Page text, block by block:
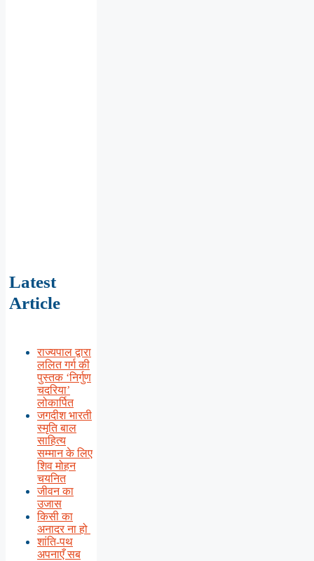
Latest
Article
राज्यपाल द्वारा
ललित गर्ग की
पुस्तक ‘निर्गुण
चदरिया’
लोकार्पित
जगदीश भारती
स्मृति बाल
साहित्य
सम्मान के लिए
शिव मोहन
चयनित
जीवन का
उजास
किसी का
अनादर ना हो
शांति-पथ
अपनाएँ सब